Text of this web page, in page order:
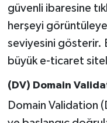
güvenli ibaresine
herşeyi
seviyesini gösterir.
büyük e-ticaret
(DV) Domain
Domain Validation